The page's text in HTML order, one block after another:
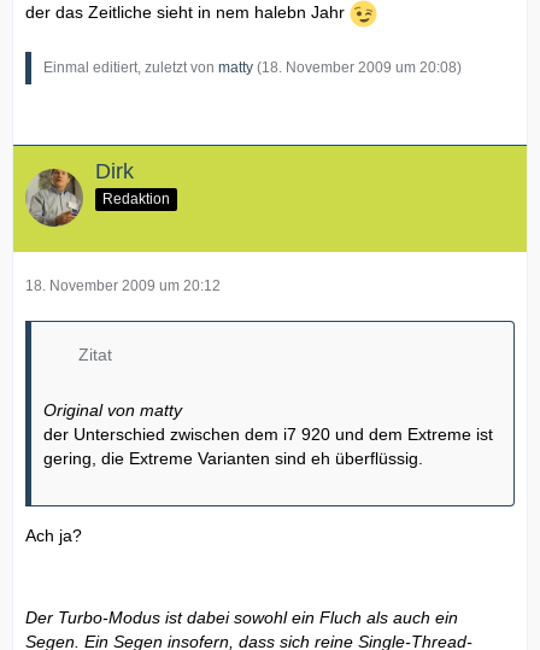
der das Zeitliche sieht in nem halebn Jahr
Einmal editiert, zuletzt von matty (18. November 2009 um 20:08)
Dirk
Redaktion
18. November 2009 um 20:12
Zitat
Original von matty
der Unterschied zwischen dem i7 920 und dem Extreme ist
gering, die Extreme Varianten sind eh überflüssig.
Ach ja?
Der Turbo-Modus ist dabei sowohl ein Fluch als auch ein
Segen. Ein Segen insofern, dass sich reine Single-Thread-